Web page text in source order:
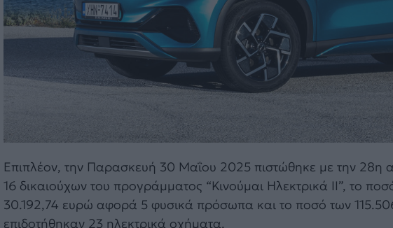
Επιπλέον, την Παρασκευή 30 Μαΐου 2025 πιστώθηκε με την 28η
16 δικαιούχων του προγράμματος “Κινούμαι Ηλεκτρικά ΙΙ”, το
30.192,74 ευρώ αφορά 5 φυσικά πρόσωπα και το ποσό των
επιδοτήθηκαν 23 ηλεκτρικά οχήματα.